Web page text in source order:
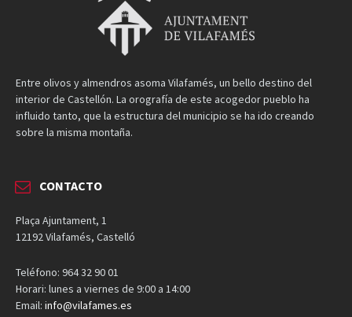
Entre olivos y almendros asoma Vilafamés, un bello destino del
interior de Castellón. La orografía de este acogedor pueblo ha
influido tanto, que la estructura del municipio se ha ido creando
sobre la misma montaña.
CONTACTO
Plaça Ajuntament, 1
12192 Vilafamés, Castelló
Teléfono: 964 32 90 01
Horari: lunes a viernes de 9:00 a 14:00
Email: info@vilafames.es